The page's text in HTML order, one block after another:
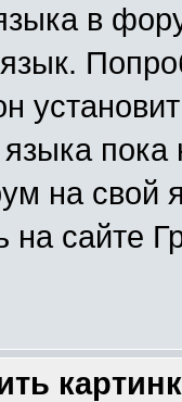
в
на
на сайте